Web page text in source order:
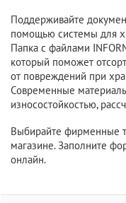
Поддерживайте
помощью системы для
Папка с файлами
который поможет
от повреждений при
Современные
износостойкостью,
Выбирайте фирменные
магазине. Заполните
онлайн.